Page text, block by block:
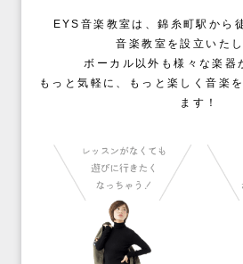
EYS音楽教室は、錦糸町駅から
音楽教室を設立いたし
ボーカル以外も様々な楽器
もっと気軽に、もっと楽しく音楽
ます！